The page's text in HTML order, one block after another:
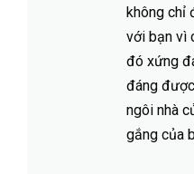
không chỉ
với bạn vì
đó xứng
đáng
ngôi nhà
gắng của